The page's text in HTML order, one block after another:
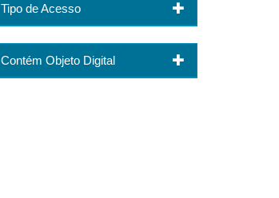
Tipo de Acesso
Contém Objeto Digital